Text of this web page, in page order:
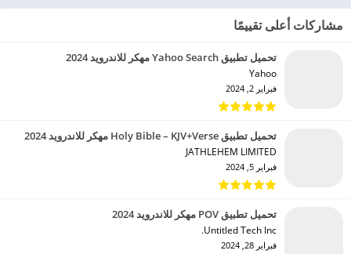
مشاركات أعلى تقييمًا
تحميل تطبيق Yahoo Search مهكر للاندرويد 2024
Yahoo‏
فبراير 2, 2024
تحميل تطبيق Holy Bible – KJV+Verse مهكر للاندرويد 2024
JATHLEHEM LIMITED‏
فبراير 5, 2024
تحميل تطبيق POV مهكر للاندرويد 2024
Untitled Tech Inc.‏
فبراير 28, 2024